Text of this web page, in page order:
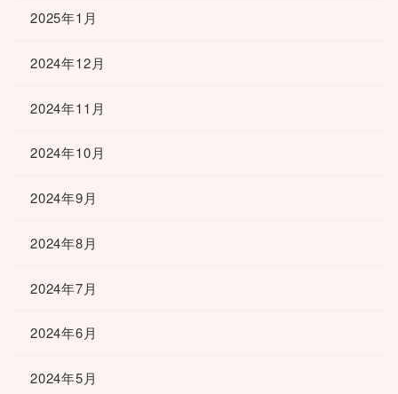
2025年1月
2024年12月
2024年11月
2024年10月
2024年9月
2024年8月
2024年7月
2024年6月
2024年5月